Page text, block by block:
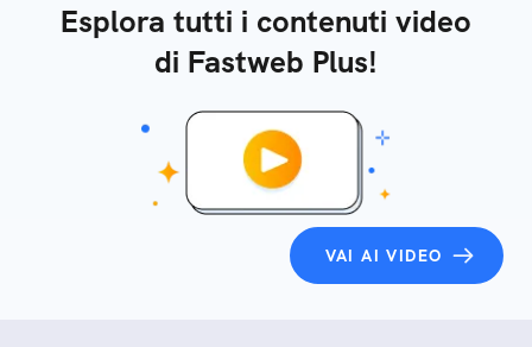
Esplora tutti i contenuti video
di Fastweb Plus!
VAI AI VIDEO